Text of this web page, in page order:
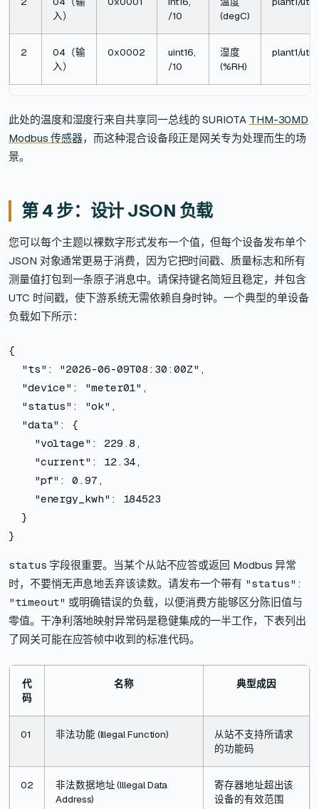
入）
/10
(degC)
2
04（输
入）
0x0002
uint16,
/10
湿度
(%RH)
plant1/
此处的温度和湿度行来自共享同一总线的 SURIOTA THM-30MD
Modbus 传感器，而这种混合设备段正是网关专为处理而生的场
景。
第 4 步：设计 JSON 负载
您可以每个主题以裸数字形式发布一个值，但每个设备发布单个
JSON 对象通常更易于消费，因为它把时间戳、质量标志和所有
测量值打包到一条原子消息中。请保持键名简短且稳定，并包含
UTC 时间戳，使下游系统无需依赖自身时钟。一个典型的单设备
负载如下所示：
{
}
status 字段很重要。当某个从站不应答或返回 Modbus 异常
时，不要悄无声息地丢弃该读数。请发布一个带有 "status":
"timeout" 或明确错误的负载，以便消费方能够区分陈旧值与
零值。干净利落地映射异常码是稳健集成的一半工作，下表列出
了网关可能在应答帧中收到的标准代码。
代
码
名称 典型成因
01 非法功能 (Illegal Function)
从站不支持所请求
的功能码
02
非法数据地址 (Illegal Data
Address)
寄存器地址超出该
设备的有效范围